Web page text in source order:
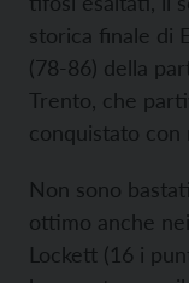
storica finale di
(78-86) della
Trento, che
conquistato con
Non sono
ottimo anche
Lockett (16 i